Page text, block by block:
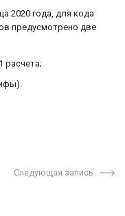
2020 года, для кода
предусмотрено две
расчета;
Следующая запись